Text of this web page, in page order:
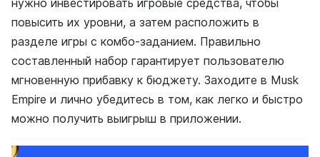
повысить их уровни, а затем расположить в
разделе игры с комбо-заданием. Правильно
составленный набор гарантирует пользователю
мгновенную прибавку к бюджету. Заходите в Musk
Empire и лично убедитесь в том, как легко и быстро
можно получить выигрыш в приложении.